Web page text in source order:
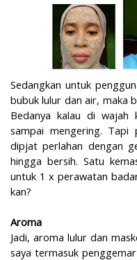
Sedangkan untuk
bubuk lulur dan air, maka
Bedanya kalau di wajah
sampai mengering. Tapi
dipjat perlahan dengan
hingga bersih. Satu
untuk 1 x perawatan
kan?
Aroma
Jadi, aroma lulur dan
saya termasuk